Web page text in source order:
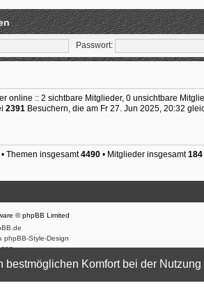
Komfort bei der Nutzung
Passwort:
online :: 2 sichtbare Mitglieder, 0 unsichtbare
2391Besuchern, die am Fr 27. Jun 2025, 20:32
Themen insgesamt4490• Mitglieder insgesamt184
© phpBB Limited
phpBB-Style-Design